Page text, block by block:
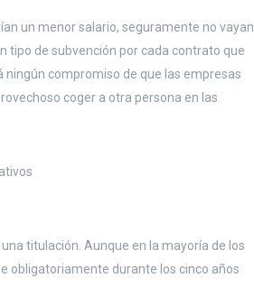
un menor salario, seguramente no vayan
tipo de subvención por cada contrato que
ningún compromiso de que las empresas
coger a otra persona en las
titulación. Aunque en la mayoría de los
obligatoriamente durante los cinco años